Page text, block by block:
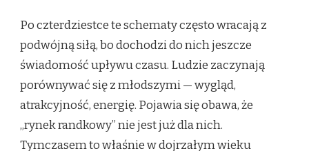
Po czterdziestce te schematy często wracają z
podwójną siłą, bo dochodzi do nich jeszcze
świadomość upływu czasu. Ludzie zaczynają
porównywać się z młodszymi — wygląd,
atrakcyjność, energię. Pojawia się obawa, że
„rynek randkowy” nie jest już dla nich.
Tymczasem to właśnie w dojrzałym wieku